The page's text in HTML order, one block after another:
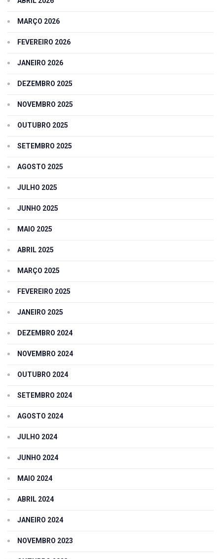
MARÇO 2026
FEVEREIRO 2026
JANEIRO 2026
DEZEMBRO 2025
NOVEMBRO 2025
OUTUBRO 2025
SETEMBRO 2025
AGOSTO 2025
JULHO 2025
JUNHO 2025
MAIO 2025
ABRIL 2025
MARÇO 2025
FEVEREIRO 2025
JANEIRO 2025
DEZEMBRO 2024
NOVEMBRO 2024
OUTUBRO 2024
SETEMBRO 2024
AGOSTO 2024
JULHO 2024
JUNHO 2024
MAIO 2024
ABRIL 2024
JANEIRO 2024
NOVEMBRO 2023